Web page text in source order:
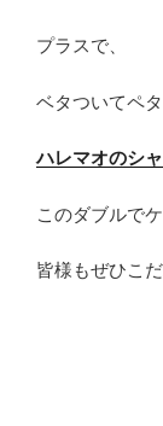
プラスで、
ベタついてペ
ハレマオのシ
このダブルで
皆様もぜひこ